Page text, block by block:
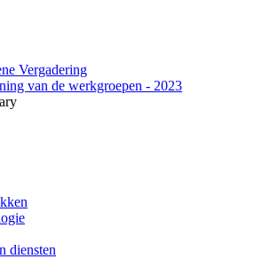
Vergadering
van de werkgroepen - 2023
diensten